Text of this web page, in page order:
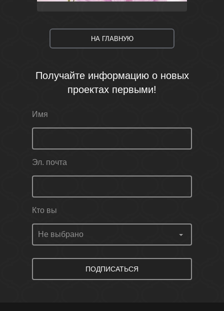
НА ГЛАВНУЮ
Получайте информацию о новых
проектах первыми!
Имя
Эл. почта
Кто вы
ПОДПИСАТЬСЯ